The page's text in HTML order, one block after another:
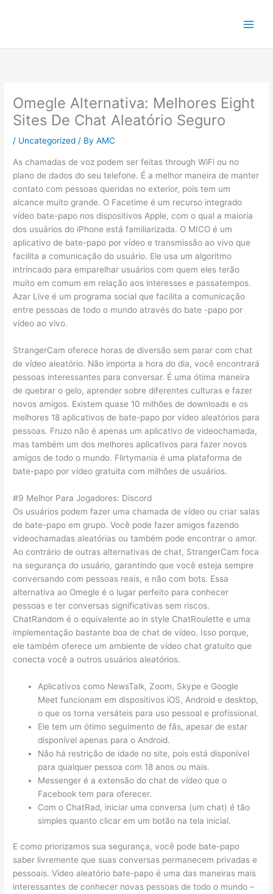
Omegle Alternativa: Melhores Eight
Sites De Chat Aleatório Seguro
/ Uncategorized / ByAMC
As chamadas de voz podem ser feitas through WiFi ou no
plano de dados do seu telefone. É a melhor maneira de manter
contato com pessoas queridas no exterior, pois tem um
alcance muito grande. O Facetime é um recurso integrado
vídeo bate-papo nos dispositivos Apple, com o qual a maioria
dos usuários do iPhone está familiarizada. O MICO é um
aplicativo de bate-papo por vídeo e transmissão ao vivo que
facilita a comunicação do usuário. Ele usa um algoritmo
intrincado para emparelhar usuários com quem eles terão
muito em comum em relação aos interesses e passatempos.
Azar Live é um programa social que facilita a comunicação
entre pessoas de todo o mundo através do bate -papo por
vídeo ao vivo.
StrangerCam oferece horas de diversão sem parar com chat
de vídeo aleatório. Não importa a hora do dia, você encontrará
pessoas interessantes para conversar. É uma ótima maneira
de quebrar o gelo, aprender sobre diferentes culturas e fazer
novos amigos. Existem quase 10 milhões de downloads e os
melhores 18 aplicativos de bate-papo por vídeo aleatórios para
pessoas. Fruzo não é apenas um aplicativo de videochamada,
mas também um dos melhores aplicativos para fazer novos
amigos de todo o mundo. Flirtymania é uma plataforma de
bate-papo por vídeo gratuita com milhões de usuários.
#9 Melhor Para Jogadores: Discord
Os usuários podem fazer uma chamada de vídeo ou criar salas
de bate-papo em grupo. Você pode fazer amigos fazendo
videochamadas aleatórias ou também pode encontrar o amor.
Ao contrário de outras alternativas de chat, StrangerCam foca
na segurança do usuário, garantindo que você esteja sempre
conversando com pessoas reais, e não com bots. Essa
alternativa ao Omegle é o lugar perfeito para conhecer
pessoas e ter conversas significativas sem riscos.
ChatRandom é o equivalente ao in style ChatRoulette e uma
implementação bastante boa de chat de vídeo. Isso porque,
ele também oferece um ambiente de vídeo chat gratuito que
conecta você a outros usuários aleatórios.
Aplicativos como NewsTalk, Zoom, Skype e Google
Meet funcionam em dispositivos iOS, Android e desktop,
o que os torna versáteis para uso pessoal e profissional.
Ele tem um ótimo seguimento de fãs, apesar de estar
disponível apenas para o Android.
Não há restrição de idade no site, pois está disponível
para qualquer pessoa com 18 anos ou mais.
Messenger é a extensão do chat de vídeo que o
Facebook tem para oferecer.
Com o ChatRad, iniciar uma conversa (um chat) é tão
simples quanto clicar em um botão na tela inicial.
E como priorizamos sua segurança, você pode bate-papo
saber livremente que suas conversas permanecem privadas e
pessoais. Vídeo aleatório bate-papo é uma das maneiras mais
interessantes de conhecer novas pessoas de todo o mundo –